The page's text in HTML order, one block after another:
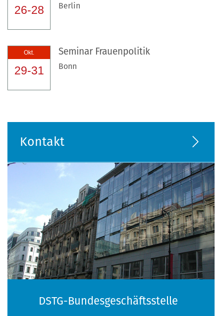
26-28 Berlin
Okt.
29-31
Seminar Frauenpolitik
Bonn
Kontakt
DSTG-Bundesgeschäftsstelle